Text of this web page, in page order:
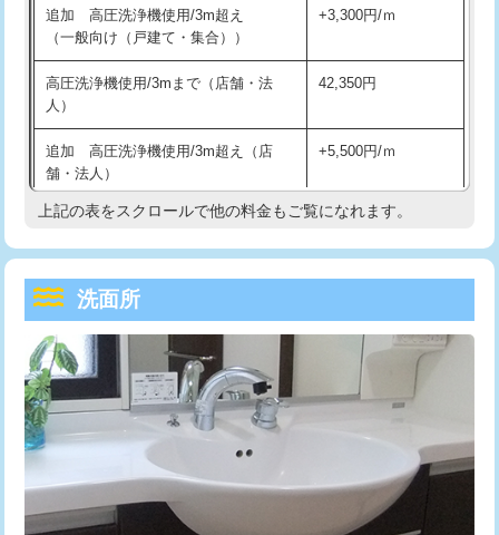
マス交換（深さ50㎝以上） 66,000円
コンクリート斫り（厚さ10㎝まで） 27,500円
コンクリート斫り（厚さ10㎝超え）
モルタル補修（厚さ10㎝まで）
モルタル補修（厚さ10㎝超え） 38,500円
洗面台設置 38,500円
追加人工
廃棄・処分 現場見積
※給水管工事は20mmまでの価格です。
持込商品取付（混合水栓） 16,500円
給水管工事※（ホール加工)
給水管工事※（バンド止め) 3,300円
給水管工事※（支持金具設置) 5,500円
給水管工事※（保温材使用（バンド止
め込み）)
5,500円
給水管工事※（土の掘削・埋め戻し作
業)
11,000円
給水管工事※（塩ビ管（VP・HI）使
用/3ｍまで)
33,000円
給水管工事※（塩ビ管（VP・HI）使
用（追加）/3ｍ超え)
給水管工事※（ライニング鋼管・銅
44,000円
追加 高圧洗浄機使用/3m超え
（一般向け（戸建て・集合））
+3,300円/ｍ
高圧洗浄機使用/3mまで（店舗・法
人）
42,350円
追加 高圧洗浄機使用/3m超え（店
舗・法人）
+5,500円/ｍ
高度高圧洗浄換 現地調査
トーラー機使用/3mまで
追加トーラー機使用/3m超え +3,300円
カメラ調査 33,000円
桝清掃
止水・漏水調査・防水処理・清掃・修
理・調整・分解・加工など（軽作業）
11,000円
上記の表をスクロールで他の料金もご覧になれます。
洗面所